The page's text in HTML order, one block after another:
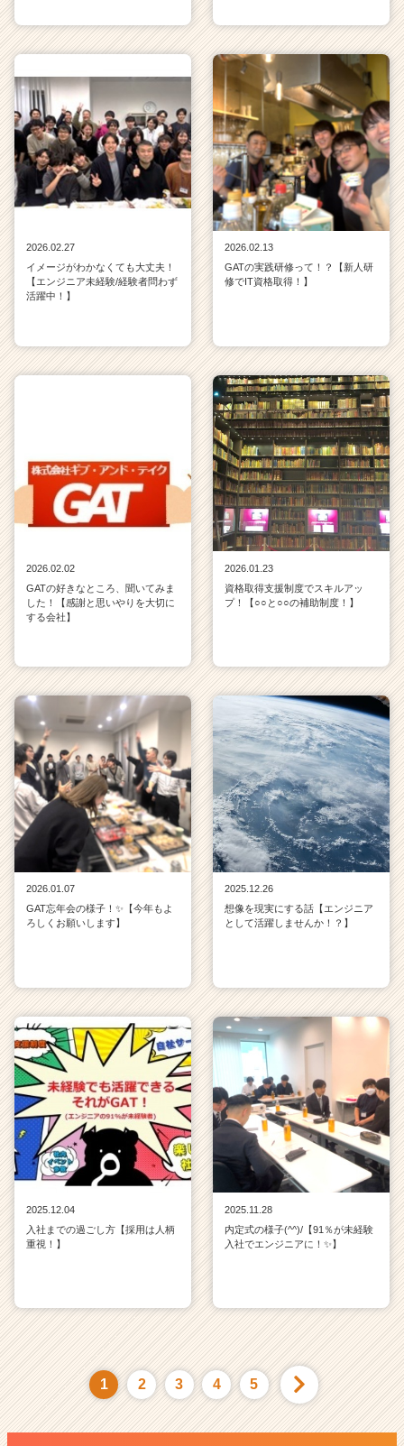
2026.02.27
イメージがわかなくても大丈夫！
【エンジニア未経験/経験者問わず
活躍中！】
2026.02.13
GATの実践研修って！？【新人研
修でIT資格取得！】
2026.02.02
GATの好きなところ、聞いてみま
した！【感謝と思いやりを大切に
する会社】
2026.01.23
資格取得支援制度でスキルアッ
プ！【○○と○○の補助制度！】
2026.01.07
GAT忘年会の様子！✨【今年もよ
ろしくお願いします】
2025.12.26
想像を現実にする話【エンジニア
として活躍しませんか！？】
2025.12.04
入社までの過ごし方【採用は人柄
重視！】
2025.11.28
内定式の様子(^^)/【91％が未経験
入社でエンジニアに！✨】
1 2 3 4 5